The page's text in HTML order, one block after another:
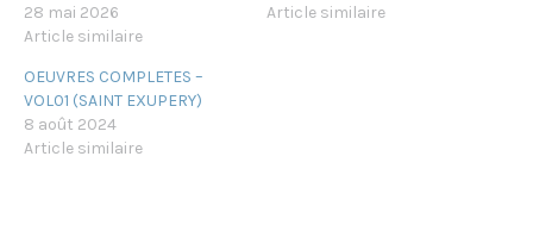
28 mai 2026
Article similaire
Article similaire
OEUVRES COMPLETES –
VOL01 (SAINT EXUPERY)
8 août 2024
Article similaire